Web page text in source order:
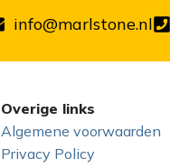
info@marlstone.nl
Overige links
Algemene voorwaarden
Privacy Policy